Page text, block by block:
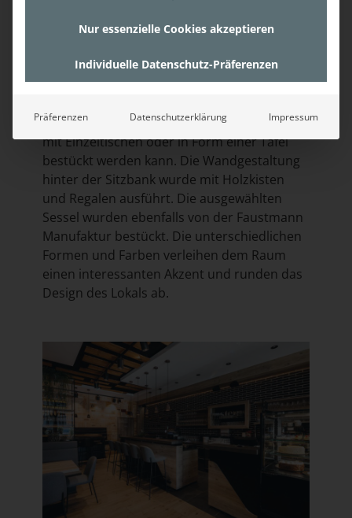
auf der anderen Seite stehen. Dahinter
den beschriebenen Teilen von
Holzweinkisten gestaltet wurde.
sich eine durchgehende Sitzbank, die sowohl
mit Einzeltischen oder in Form einer Tafel
bestückt werden kann. Die Wandgestaltung
hinter der Sitzbank wurde mit Holzkisten
und Regalen ausführt. Die ausgewählten
Sessel wurden ebenfalls von der Faustmann
Manufaktur bestückt. Die unterschiedlichen
Formen und Farben verleihen dem Raum
einen interessanten Akzent und runden das
Design des Lokals ab.
Nur essenzielle Cookies akzeptieren
Individuelle Datenschutz-Präferenzen
Präferenzen Datenschutzerklärung Impressum